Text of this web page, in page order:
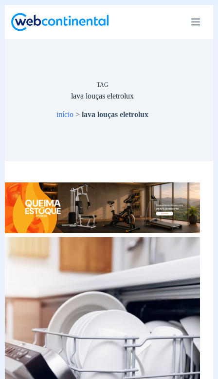
para
TAG
lava louças eletrolux
início >lava louças eletrolux